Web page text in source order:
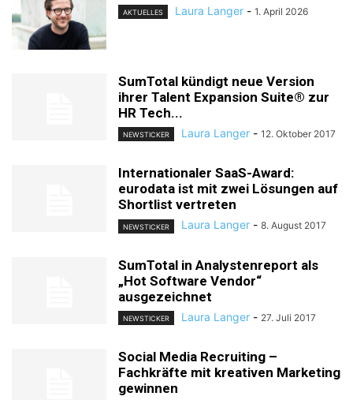
AKTUELLES Laura Langer - 1. April 2026
SumTotal kündigt neue Version
ihrer Talent Expansion Suite® zur
HR Tech...
NEWSTICKER Laura Langer - 12. Oktober 2017
Internationaler SaaS-Award:
eurodata ist mit zwei Lösungen auf
Shortlist vertreten
NEWSTICKER Laura Langer - 8. August 2017
SumTotal in Analystenreport als
„Hot Software Vendor“
ausgezeichnet
NEWSTICKER Laura Langer - 27. Juli 2017
Social Media Recruiting –
Fachkräfte mit kreativen Marketing
gewinnen